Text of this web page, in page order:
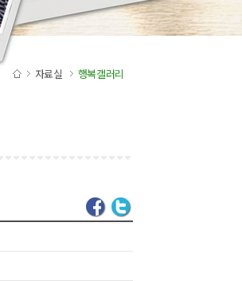
자료실 행복갤러리